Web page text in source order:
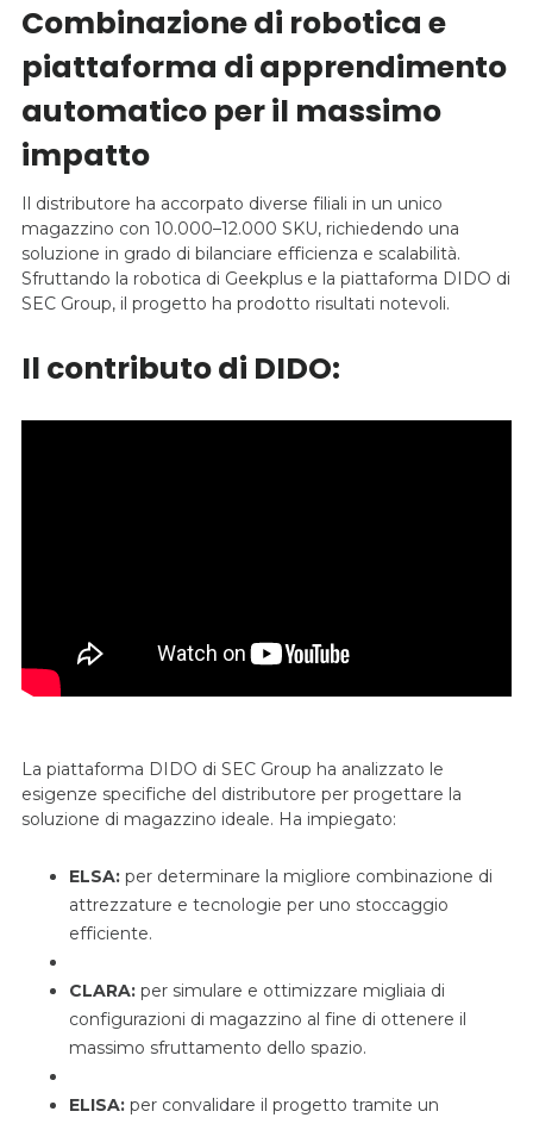
Combinazione di robotica e
piattaforma di apprendimento
automatico per il massimo
impatto
Il distributore ha accorpato diverse filiali in un unico
magazzino con 10.000–12.000 SKU, richiedendo una
soluzione in grado di bilanciare efficienza e scalabilità.
Sfruttando la robotica di Geekplus e la piattaforma DIDO di
SEC Group, il progetto ha prodotto risultati notevoli.
Il contributo di DIDO:
La piattaforma DIDO di SEC Group ha analizzato le
esigenze specifiche del distributore per progettare la
soluzione di magazzino ideale. Ha impiegato:
ELSA: per determinare la migliore combinazione di
attrezzature e tecnologie per uno stoccaggio
efficiente.
CLARA: per simulare e ottimizzare migliaia di
configurazioni di magazzino al fine di ottenere il
massimo sfruttamento dello spazio.
ELISA: per convalidare il progetto tramite un